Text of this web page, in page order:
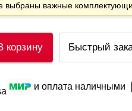
выбраны важные
корзину Быстрый
и оплата наличными